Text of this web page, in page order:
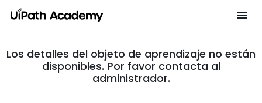
Los detalles del objeto de aprendizaje no están
disponibles. Por favor contacta al
administrador.